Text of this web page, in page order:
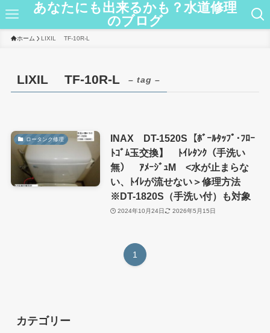
あなたにも出来るかも？水道修理
のブログ
ホーム LIXIL TF-10R-L
LIXIL TF-10R-L – tag –
ロータンク修理
INAX DT-1520S【ﾎﾞｰﾙﾀｯﾌﾟ･ﾌﾛｰ
ﾄｺﾞﾑ玉交換】 ﾄｲﾚﾀﾝｸ（手洗い
無） ｱﾒｰｼﾞｭM <水が止まらな
い、ﾄｲﾚが流せない＞修理方法
※DT-1820S（手洗い付）も対象
2024年10月24日 2026年5月15日
1
カテゴリー